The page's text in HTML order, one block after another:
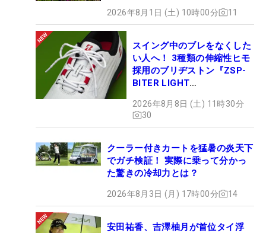
2026年8月1日 (土) 10時00分 11
スイング中のブレをなくした
い人へ！ 3種類の伸縮性ヒモ
採用のブリヂストン『ZSP-
BITER LIGHT
ュー
2026年8月8日 (土) 11時30分
30
クーラー付きカートを猛暑の炎天下
でガチ検証！ 実際に乗って分かっ
た驚きの冷却力とは？
2026年8月3日 (月) 17時00分 14
安田祐香、吉澤柚月が首位タイ浮